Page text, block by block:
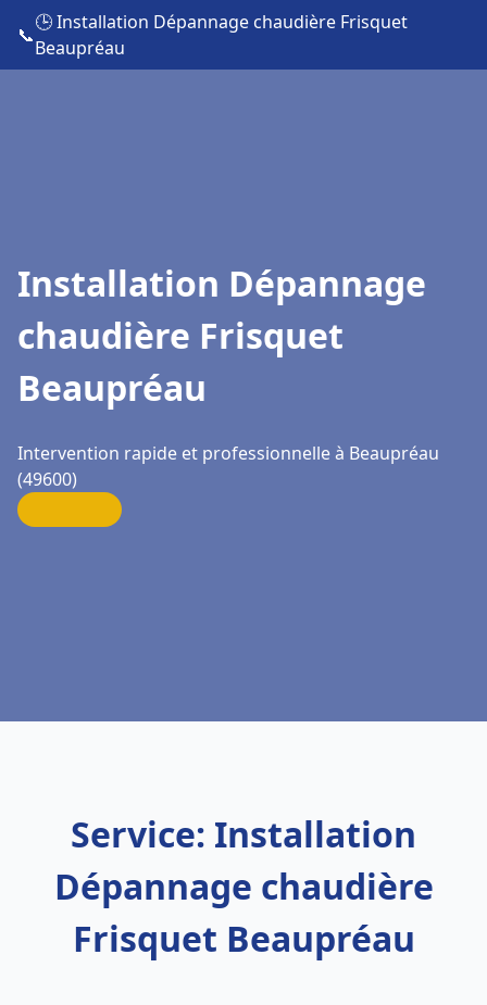
📞
🕒 Installation Dépannage chaudière Frisquet
Beaupréau
Installation Dépannage
chaudière Frisquet
Beaupréau
Intervention rapide et professionnelle à Beaupréau
(49600)
Service: Installation
Dépannage chaudière
Frisquet Beaupréau